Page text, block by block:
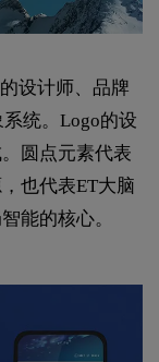
设计师、品牌
统。Logo的设
圆点元素代表
也代表ET大脑
能的核心。